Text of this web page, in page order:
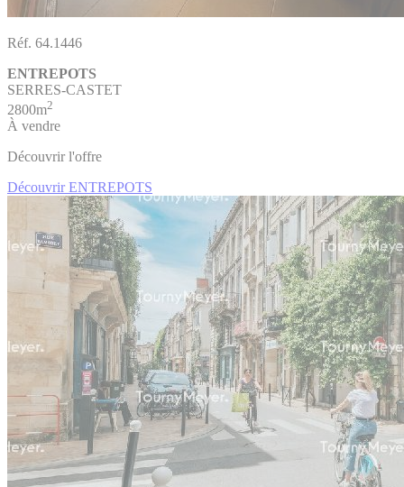
Réf. 64.1446
ENTREPOTS
SERRES-CASTET
2800m2
À vendre
Découvrir l'offre
Découvrir ENTREPOTS